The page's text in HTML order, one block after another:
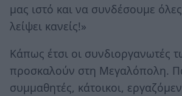
μας ιστό και να συνδέσουμε
λείψει κανείς!»
Κάπως έτσι οι συνδιοργανωτές
προσκαλούν στη Μεγαλόπολη.
συμμαθητές, κάτοικοι,